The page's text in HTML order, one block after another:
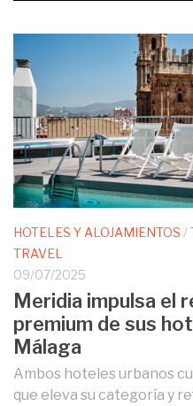
HOTELES Y ALOJAMIENTOS /
TRAVEL
09/07/2025
Meridia impulsa el
premium de sus
Málaga
Ambos hoteles urbanos
que eleva su categoría y